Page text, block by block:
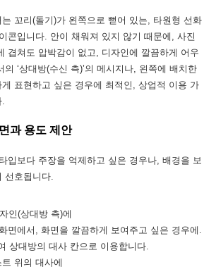
꼬리(돌기)가 왼쪽으로 뻗어 있는, 타원형 선화
콘입니다. 안이 채워져 있지 않기 때문에, 사진
겹쳐도 압박감이 없고, 디자인에 깔끔하게 어우
‘상대방(수신 측)’의 메시지나, 왼쪽에 배치한
표현하고 싶은 경우에 최적인, 상업적 이용 가
.
과 용도 제안
입보다 주장을 억제하고 싶은 경우나, 배경을 보
선호됩니다.
인(상대방 측)에
면에서, 화면을 깔끔하게 보여주고 싶은 경우에.
상대방의 대사 칸으로 이용합니다.
위의 대사에